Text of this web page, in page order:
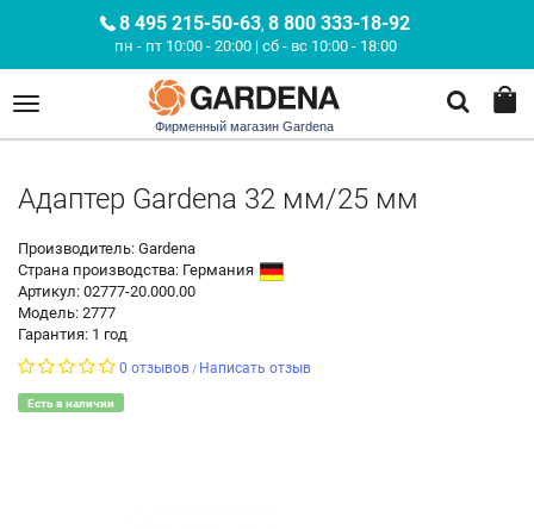
8 495 215-50-63, 8 800 333-18-92
пн - пт 10:00 - 20:00 | сб - вс 10:00 - 18:00
Фирменный магазин Gardena
Адаптер Gardena 32 мм/25 мм
Производитель: Gardena
Страна производства: Германия
Артикул: 02777-20.000.00
Модель: 2777
Гарантия: 1 год
0 отзывов / Написать отзыв
Есть в наличии